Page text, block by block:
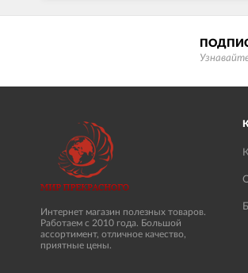
Интернет магазин полезных товаров.
Работаем с 2010 года. Большой
ассортимент, отличное качество,
приятные цены.